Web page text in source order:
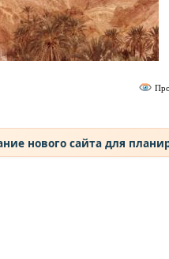
нового сайта для